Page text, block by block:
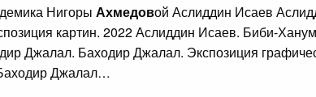
НигорыАхмедовой Аслиддин Исаев
картин. 2022 Аслиддин Исаев. Биби-
Джалал. Баходир Джалал. Экспозиция
Джалал…